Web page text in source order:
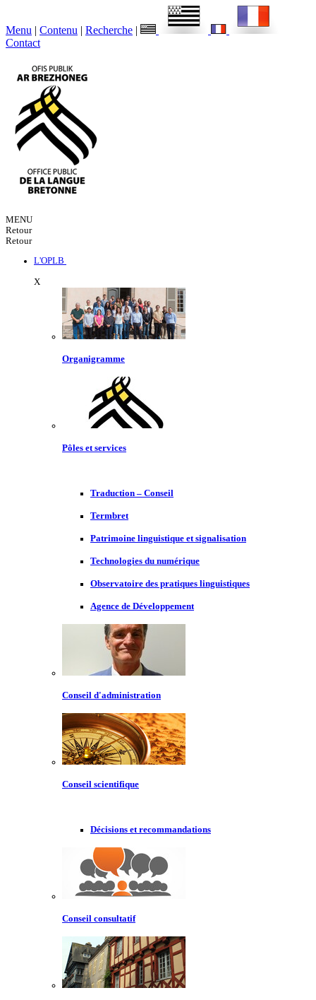
Menu | Contenu | Recherche |
Contact
MENU
Retour
Retour
L'OPLB
X
Organigramme
Pôles et services
Traduction – Conseil
Termbret
Patrimoine linguistique et signalisation
Technologies du numérique
Observatoire des pratiques linguistiques
Agence de Développement
Conseil d'administration
Conseil scientifique
Décisions et recommandations
Conseil consultatif